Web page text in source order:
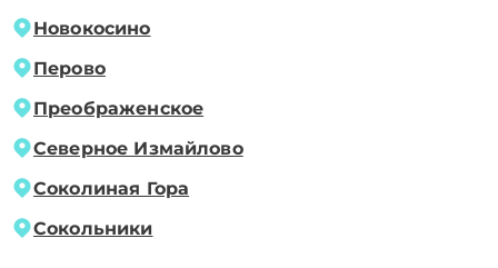
Новокосино
Перово
Преображенское
Северное Измайлово
Соколиная Гора
Сокольники